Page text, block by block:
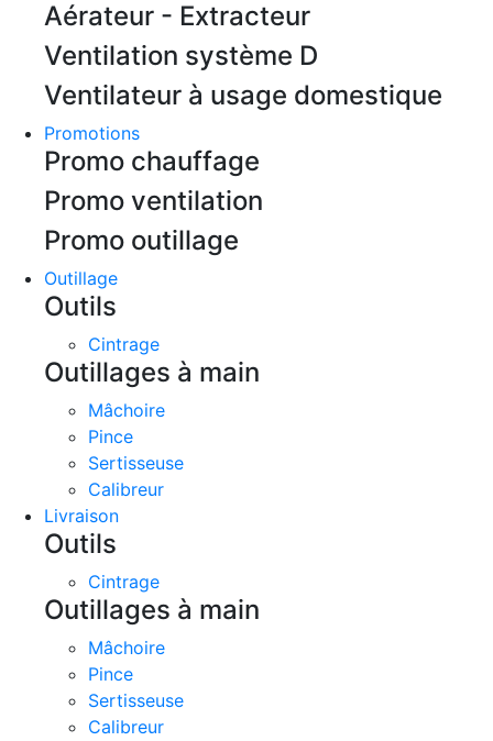
Aérateur - Extracteur
Ventilation système D
Ventilateur à usage domestique
Promotions
Promo chauffage
Promo ventilation
Promo outillage
Outillage
Outils
Cintrage
Outillages à main
Mâchoire
Pince
Sertisseuse
Calibreur
Livraison
Outils
Cintrage
Outillages à main
Mâchoire
Pince
Sertisseuse
Calibreur